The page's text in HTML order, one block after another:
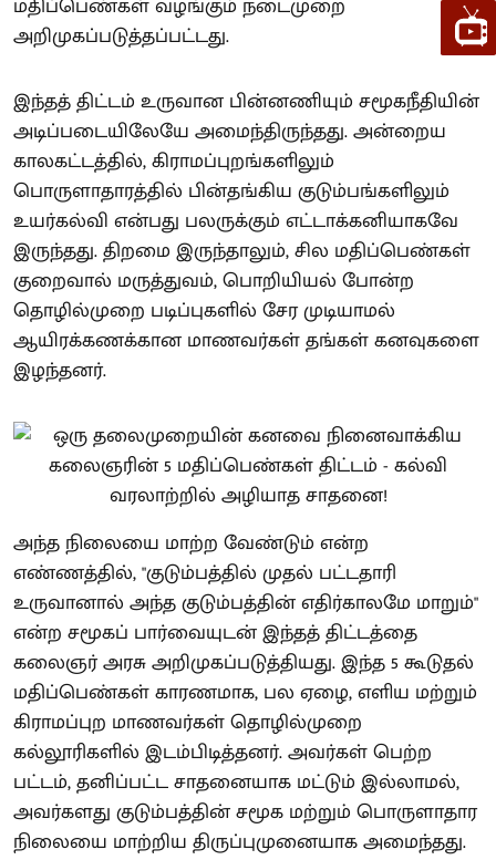
அறிமுகப்படுத்தப்பட்டது.
இந்தத் திட்டம் உருவான பின்னணியும் சமூகநீதியின்
அடிப்படையிலேயே அமைந்திருந்தது. அன்றைய
காலகட்டத்தில், கிராமப்புறங்களிலும்
பொருளாதாரத்தில் பின்தங்கிய குடும்பங்களிலும்
உயர்கல்வி என்பது பலருக்கும் எட்டாக்கனியாகவே
இருந்தது. திறமை இருந்தாலும், சில மதிப்பெண்கள்
குறைவால் மருத்துவம், பொறியியல் போன்ற
தொழில்முறை படிப்புகளில் சேர முடியாமல்
ஆயிரக்கணக்கான மாணவர்கள் தங்கள் கனவுகளை
இழந்தனர்.
அந்த நிலையை மாற்ற வேண்டும் என்ற
எண்ணத்தில், "குடும்பத்தில் முதல் பட்டதாரி
உருவானால் அந்த குடும்பத்தின் எதிர்காலமே மாறும்"
என்ற சமூகப் பார்வையுடன் இந்தத் திட்டத்தை
கலைஞர் அரசு அறிமுகப்படுத்தியது. இந்த 5 கூடுதல்
மதிப்பெண்கள் காரணமாக, பல ஏழை, எளிய மற்றும்
கிராமப்புற மாணவர்கள் தொழில்முறை
கல்லூரிகளில் இடம்பிடித்தனர். அவர்கள் பெற்ற
பட்டம், தனிப்பட்ட சாதனையாக மட்டும் இல்லாமல்,
அவர்களது குடும்பத்தின் சமூக மற்றும் பொருளாதார
நிலையை மாற்றிய திருப்புமுனையாக அமைந்தது.